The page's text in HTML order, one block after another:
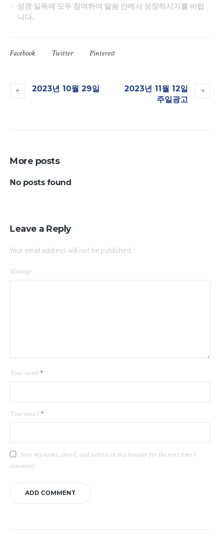
성경 일독에 모두 참여하여 말씀 안에서 성장하시기를 바랍
니다.
Facebook Twitter Pinterest
2023년 10월 29일
2023년 11월 12일
주일광고
More posts
No posts found
Leave a Reply
Your email address will not be published.
Message
Your name*
Your email*
Save my name, email, and website in this browser for the next time I
comment.